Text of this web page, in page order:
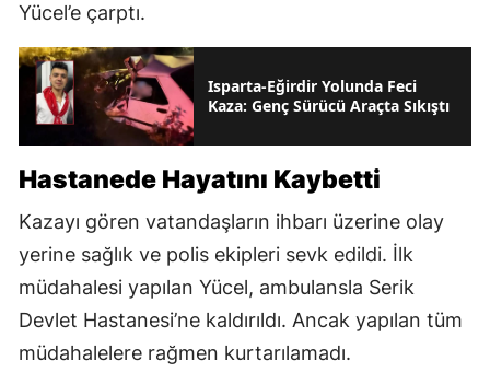
Yücel’e çarptı.
Isparta-Eğirdir Yolunda Feci
Kaza: Genç Sürücü Araçta Sıkıştı
Hastanede Hayatını Kaybetti
Kazayı gören vatandaşların ihbarı üzerine olay
yerine sağlık ve polis ekipleri sevk edildi. İlk
müdahalesi yapılan Yücel, ambulansla Serik
Devlet Hastanesi’ne kaldırıldı. Ancak yapılan tüm
müdahalelere rağmen kurtarılamadı.